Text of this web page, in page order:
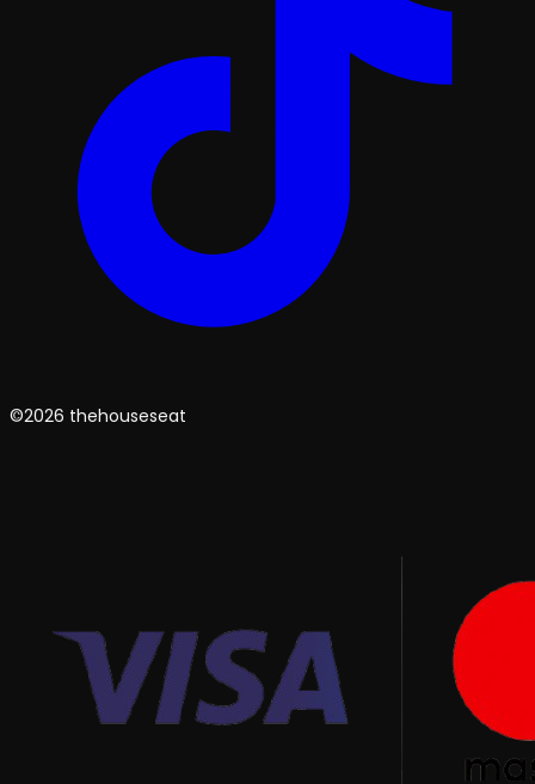
©2026 thehouseseat